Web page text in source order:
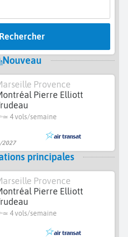
Nouveau
Provence
Pierre Elliott
≃ 4 vols/semaine
principales
Provence
Pierre Elliott
≃ 4 vols/semaine